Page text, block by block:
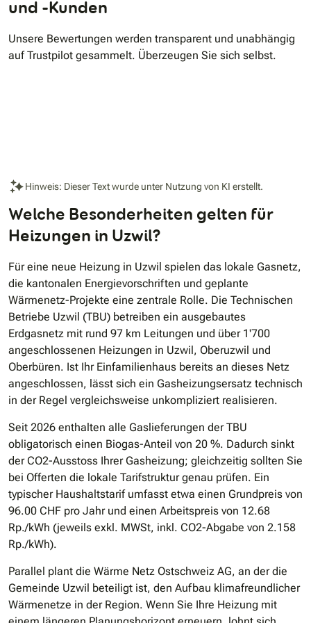
und -Kunden
Unsere Bewertungen werden transparent und unabhängig
auf Trustpilot gesammelt. Überzeugen Sie sich selbst.
Hinweis: Dieser Text wurde unter Nutzung von KI erstellt.
Welche Besonderheiten gelten für
Heizungen in Uzwil?
Für eine neue Heizung in Uzwil spielen das lokale Gasnetz,
die kantonalen Energievorschriften und geplante
Wärmenetz-Projekte eine zentrale Rolle. Die Technischen
Betriebe Uzwil (TBU) betreiben ein ausgebautes
Erdgasnetz mit rund 97 km Leitungen und über 1'700
angeschlossenen Heizungen in Uzwil, Oberuzwil und
Oberbüren. Ist Ihr Einfamilienhaus bereits an dieses Netz
angeschlossen, lässt sich ein Gasheizungsersatz technisch
in der Regel vergleichsweise unkompliziert realisieren.
Seit 2026 enthalten alle Gaslieferungen der TBU
obligatorisch einen Biogas-Anteil von 20 %. Dadurch sinkt
der CO2-Ausstoss Ihrer Gasheizung; gleichzeitig sollten Sie
bei Offerten die lokale Tarifstruktur genau prüfen. Ein
typischer Haushaltstarif umfasst etwa einen Grundpreis von
96.00 CHF pro Jahr und einen Arbeitspreis von 12.68
Rp./kWh (jeweils exkl. MWSt, inkl. CO2-Abgabe von 2.158
Rp./kWh).
Parallel plant die Wärme Netz Ostschweiz AG, an der die
Gemeinde Uzwil beteiligt ist, den Aufbau klimafreundlicher
Wärmenetze in der Region. Wenn Sie Ihre Heizung mit